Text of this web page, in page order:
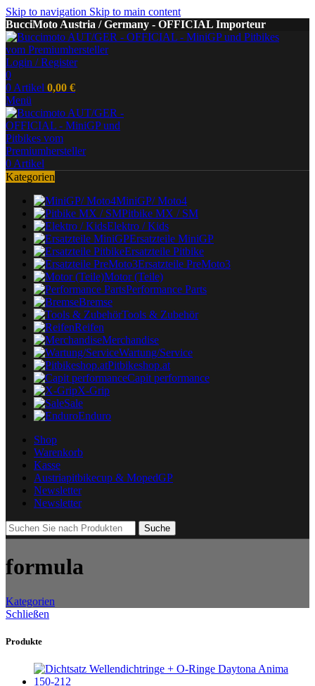
Skip to navigation Skip to main content
BucciMoto Austria / Germany - OFFICIAL Importeur
Login / Register
0
0 Artikel 0,00 €
Menü
0 Artikel
Kategorien
MiniGP/ Moto4
Pitbike MX / SM
Elektro / Kids
Ersatzteile MiniGP
Ersatzteile Pitbike
Ersatzteile PreMoto3
Motor (Teile)
Performance Parts
Bremse
Tools & Zubehör
Reifen
Merchandise
Wartung/Service
Pitbikeshop.at
Capit performance
X-Grip
Sale
Enduro
Shop
Warenkorb
Kasse
Austriapitbikecup & MopedGP
Newsletter
Newsletter
Suche
formula
Kategorien
Schließen
Produkte